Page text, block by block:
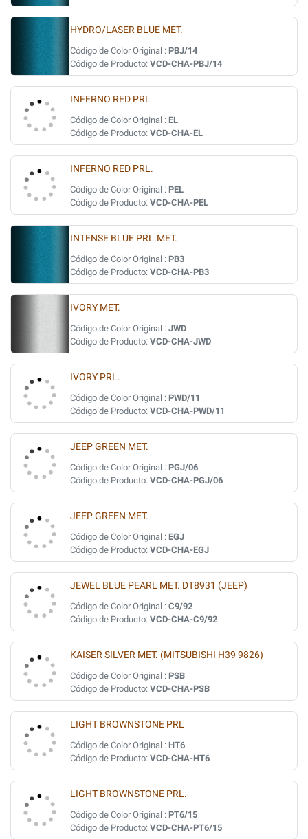
HYDRO/LASER BLUE MET.
Código de Color Original : PBJ/14
Código de Producto: VCD-CHA-PBJ/14
INFERNO RED PRL
Código de Color Original : EL
Código de Producto: VCD-CHA-EL
INFERNO RED PRL.
Código de Color Original : PEL
Código de Producto: VCD-CHA-PEL
INTENSE BLUE PRL.MET.
Código de Color Original : PB3
Código de Producto: VCD-CHA-PB3
IVORY MET.
Código de Color Original : JWD
Código de Producto: VCD-CHA-JWD
IVORY PRL.
Código de Color Original : PWD/11
Código de Producto: VCD-CHA-PWD/11
JEEP GREEN MET.
Código de Color Original : PGJ/06
Código de Producto: VCD-CHA-PGJ/06
JEEP GREEN MET.
Código de Color Original : EGJ
Código de Producto: VCD-CHA-EGJ
JEWEL BLUE PEARL MET. DT8931 (JEEP)
Código de Color Original : C9/92
Código de Producto: VCD-CHA-C9/92
KAISER SILVER MET. (MITSUBISHI H39 9826)
Código de Color Original : PSB
Código de Producto: VCD-CHA-PSB
LIGHT BROWNSTONE PRL
Código de Color Original : HT6
Código de Producto: VCD-CHA-HT6
LIGHT BROWNSTONE PRL.
Código de Color Original : PT6/15
Código de Producto: VCD-CHA-PT6/15